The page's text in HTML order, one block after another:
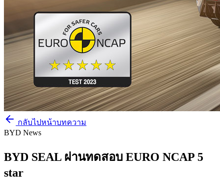
กลับไปหน้าบทความ
BYD News
BYD SEAL ผ่านทดสอบ EURO NCAP 5
star